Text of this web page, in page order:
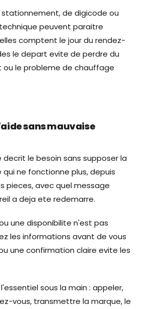
de digicode ou
peuvent paraitre
comptent le jour du rendez-
le depart evite de perdre du
le probleme de chauffage
sans mauvaise
le besoin sans supposer la
qui ne fonctionne plus, depuis
pieces, avec quel message
a deja ete redemarre.
une disponibilite n'est pas
les informations avant de vous
une confirmation claire evite les
sous la main : appeler,
vous, transmettre la marque, le